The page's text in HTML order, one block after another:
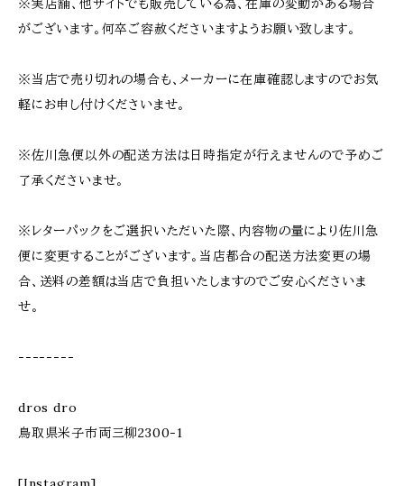
※実店舗、他サイトでも販売している為、在庫の変動がある場合
がございます。何卒ご容赦くださいますようお願い致します。
※当店で売り切れの場合も、メーカーに在庫確認しますのでお気
軽にお申し付けくださいませ。
※佐川急便以外の配送方法は日時指定が行えませんので予めご
了承くださいませ。
※レターパックをご選択いただいた際、内容物の量により佐川急
便に変更することがございます。当店都合の配送方法変更の場
合、送料の差額は当店で負担いたしますのでご安心くださいま
せ。
--------
dros dro
鳥取県米子市両三柳2300-1